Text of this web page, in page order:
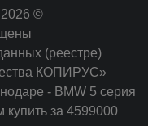
©
(реестре)
КОПИРУС»